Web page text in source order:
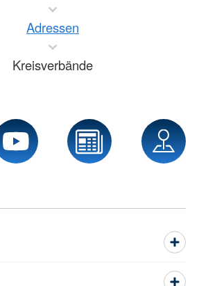
Adressen
Kreisverbände